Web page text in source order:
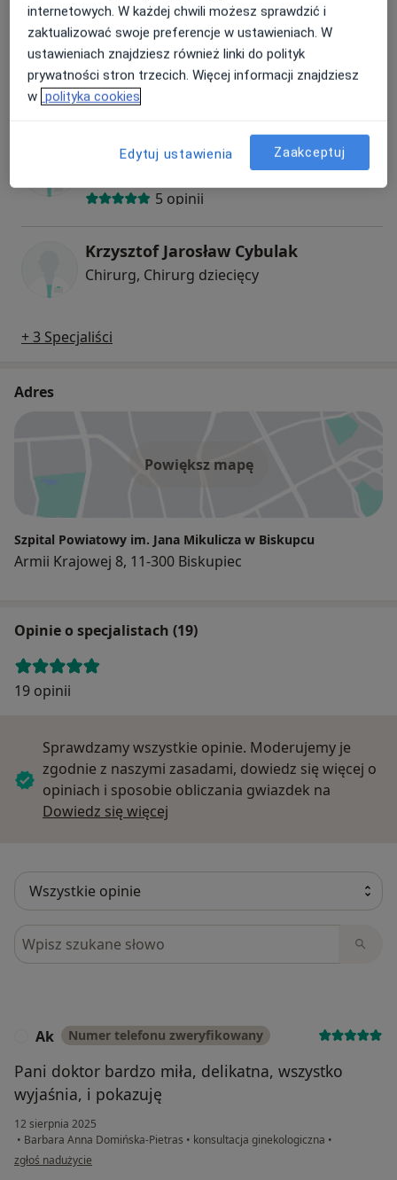
Krystyna Rogoś
Chirurg
Andrzej Masal
5 opinii
Krzysztof Jarosław Cybulak
Chirurg, Chirurg dziecięcy
+ 3 Specjaliści
Adres
Powiększ mapę
Szpital Powiatowy im. Jana Mikulicza w Biskupcu
Armii Krajowej 8, 11-300 Biskupiec
Opinie o specjalistach (19)
19 opinii
Sprawdzamy wszystkie opinie. Moderujemy je
zgodnie z naszymi zasadami, dowiedz się więcej o
opiniach i sposobie obliczania gwiazdek na
Dowiedz się więcej
Szukaj w opiniach
Ak Numer telefonu zweryfikowany
Pani doktor bardzo miła, delikatna, wszystko
wyjaśnia, i pokazuję
12 sierpnia 2025
• Barbara Anna Domińska-Pietras • konsultacja ginekologiczna •
w opinii użytkownika Ak
zgłoś nadużycie
internetowych. W każdej chwili możesz sprawdzić i
zaktualizować swoje preferencje w ustawieniach. W
ustawieniach znajdziesz również linki do polityk
prywatności stron trzecich. Więcej informacji znajdziesz
w polityka cookies
Edytuj ustawienia Zaakceptuj